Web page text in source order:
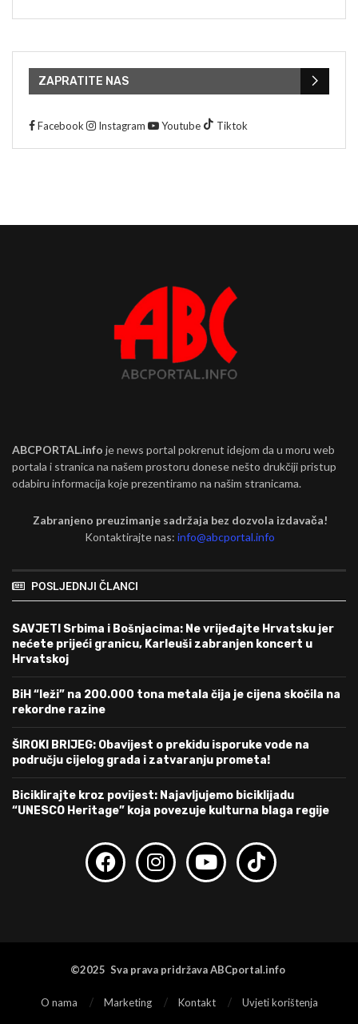
ZAPRATITE NAS
Facebook Instagram Youtube Tiktok
ABCPORTAL.info je news portal pokrenut idejom da u moru web
portala i stranica na našem prostoru donese nešto drukčiji pristup
odabiru informacija koje prezentiramo na našim stranicama.
Zabranjeno preuzimanje sadržaja bez dozvola izdavača!
Kontaktirajte nas:info@abcportal.info
POSLJEDNJI ČLANCI
SAVJETI Srbima i Bošnjacima: Ne vrijeđajte Hrvatsku jer
nećete prijeći granicu, Karleuši zabranjen koncert u
Hrvatskoj
BiH “leži” na 200.000 tona metala čija je cijena skočila na
rekordne razine
ŠIROKI BRIJEG: Obavijest o prekidu isporuke vode na
području cijelog grada i zatvaranju prometa!
Biciklirajte kroz povijest: Najavljujemo biciklijadu
“UNESCO Heritage” koja povezuje kulturna blaga regije
©2025 Sva prava pridržava ABCportal.info
O nama Marketing Kontakt Uvjeti korištenja